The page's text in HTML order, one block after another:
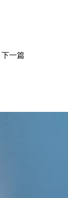
下一篇